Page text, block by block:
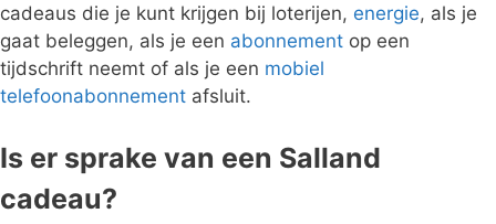
cadeaus die je kunt krijgen bij loterijen, energie, als je
gaat beleggen, als je een abonnement op een
tijdschrift neemt of als je een mobiel
telefoonabonnement afsluit.
Is er sprake van een Salland
cadeau?